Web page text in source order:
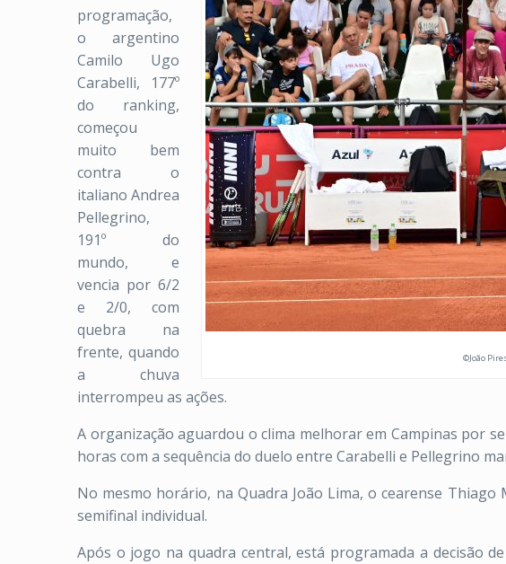
©João
programação,
o argentino
Camilo Ugo
Carabelli, 177º
do ranking,
começou
muito bem
contra o
italiano Andrea
Pellegrino,
191º do
mundo, e
vencia por 6/2
e 2/0, com
quebra na
frente, quando
a chuva
interrompeu as ações.
A organização aguardou o clima melhorar em Campinas por
horas com a sequência do duelo entre Carabelli e Pellegrino
No mesmo horário, na Quadra João Lima, o cearense
semifinal individual.
Após o jogo na quadra central, está programada a decisão